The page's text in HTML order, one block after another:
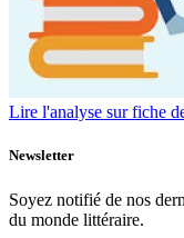
Lire l'analyse sur fiche
Newsletter
Soyez notifié de nos
du monde littéraire.